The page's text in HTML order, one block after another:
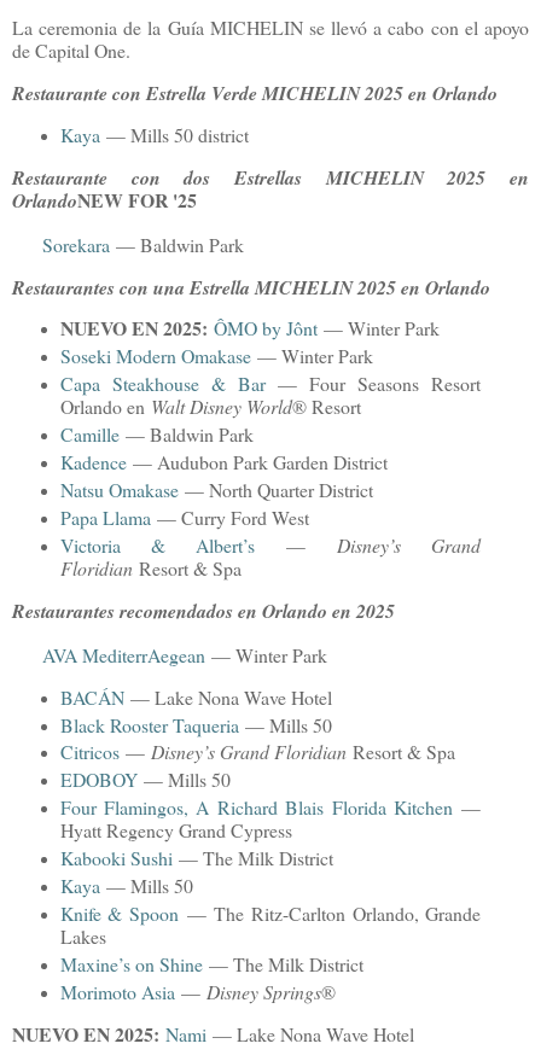
La ceremonia de la Guía MICHELIN se llevó a cabo con el apoyo
de Capital One.
Restaurante con Estrella Verde MICHELIN 2025 en Orlando
Kaya — Mills 50 district
Restaurante con dos Estrellas MICHELIN 2025 en
OrlandoNEW FOR '25
Sorekara — Baldwin Park
Restaurantes con una Estrella MICHELIN 2025 en Orlando
NUEVO EN 2025: ÔMO by Jônt— Winter Park
Soseki Modern Omakase— Winter Park
Capa Steakhouse & Bar— Four Seasons Resort
Orlando en Walt Disney World® Resort
Camille— Baldwin Park
Kadence— Audubon Park Garden District
Natsu Omakase— North Quarter District
Papa Llama — Curry Ford West
Victoria & Albert’s— Disney’s Grand
FloridianResort & Spa
Restaurantes recomendados en Orlando en 2025
AVA MediterrAegean — Winter Park
BACÁN— Lake Nona Wave Hotel
Black Rooster Taqueria — Mills 50
Citricos— Disney’s Grand FloridianResort & Spa
EDOBOY— Mills 50
Four Flamingos, A Richard Blais Florida Kitchen —
Hyatt Regency Grand Cypress
Kabooki Sushi— The Milk District
Kaya— Mills 50
Knife & Spoon — The Ritz-Carlton Orlando, Grande
Lakes
Maxine’s on Shine— The Milk District
Morimoto Asia — Disney Springs®
NUEVO EN 2025: Nami — Lake Nona Wave Hotel